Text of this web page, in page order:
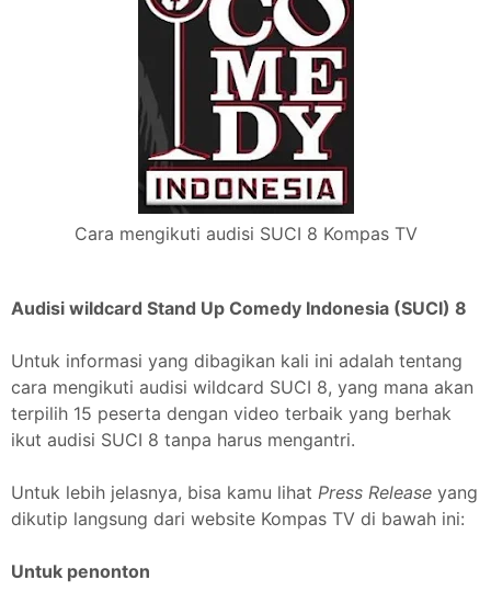
Cara mengikuti audisi SUCI 8 Kompas TV
Audisi wildcard Stand Up Comedy Indonesia (SUCI) 8
Untuk informasi yang dibagikan kali ini adalah tentang
cara mengikuti audisi wildcard SUCI 8, yang mana akan
terpilih 15 peserta dengan video terbaik yang berhak
ikut audisi SUCI 8 tanpa harus mengantri.
Untuk lebih jelasnya, bisa kamu lihat Press Release yang
dikutip langsung dari website Kompas TV di bawah ini:
Untuk penonton